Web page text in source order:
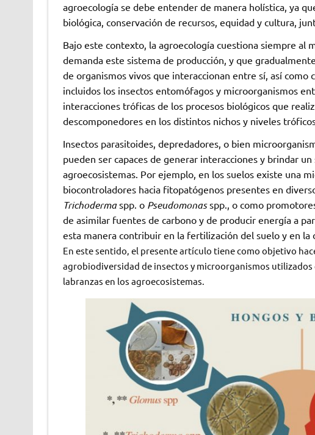
agroecología se debe entender de manera holística, ya
biológica, conservación de recursos, equidad y cultura,
Bajo este contexto, la agroecología cuestiona siempre al
demanda este sistema de producción, y que
de organismos vivos que interaccionan entre sí, así como
incluidos los insectos entomófagos y microorganismos
interacciones tróficas de los procesos biológicos que
descomponedores en los distintos nichos y niveles
Insectos parasitoides, depredadores, o bien
pueden ser capaces de generar interacciones y brindar
agroecosistemas. Por ejemplo, en los suelos existe una
biocontroladores hacia fitopatógenos presentes en
Trichodermaspp. o Pseudomonasspp., o como
de asimilar fuentes de carbono y de producir energía a
esta manera contribuir en la fertilización del suelo y en la
En este sentido, el presente artículo tiene como objetivo
agrobiodiversidad de insectos y microorganismos
labranzas en los agroecosistemas.